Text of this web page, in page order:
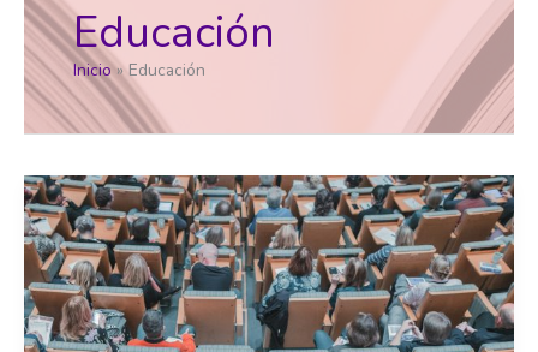
Educación
Inicio Educación